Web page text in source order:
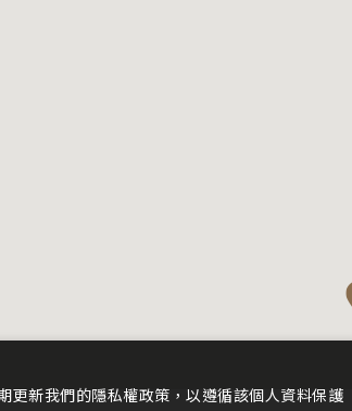
更新我們的隱私權政策，以遵循該個人資料保護